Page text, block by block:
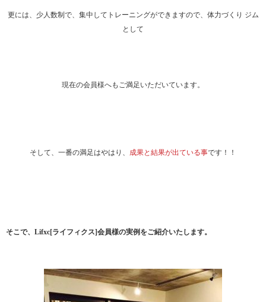
更には、少人数制で、集中してトレーニングができますので、体力づくり ジム
として
現在の会員様へもご満足いただいています。
そして、一番の満足はやはり、 成果と結果が出ている事です！！
そこで、Lifxc[ライフィクス]会員様の実例をご紹介いたします。